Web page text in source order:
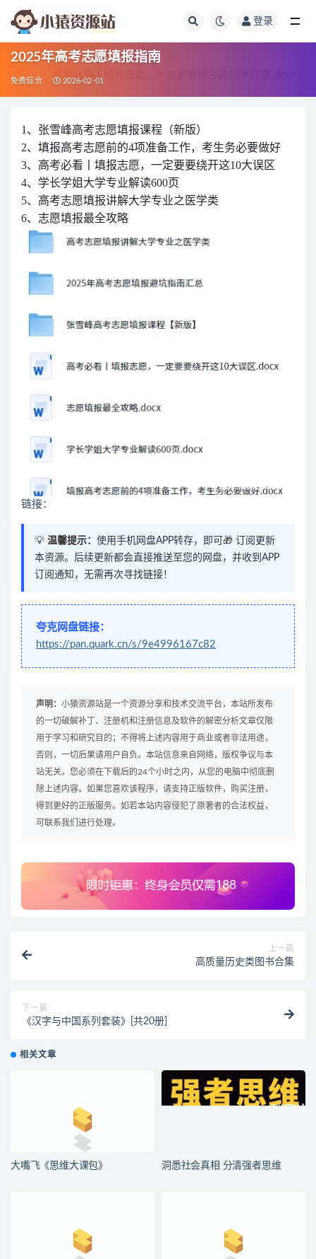
登录
2025年高考志愿填报指南
免费综合 2026-02-01
1、张雪峰高考志愿填报课程（新版）
2、填报高考志愿前的4项准备工作，考生务必要做好
3、高考必看丨填报志愿，一定要要绕开这10大误区
4、学长学姐大学专业解读600页
5、高考志愿填报讲解大学专业之医学类
6、志愿填报最全攻略
链接：
💡 温馨提示： 使用手机网盘APP转存，即可🎁 订阅更新
本资源。后续更新都会直接推送至您的网盘，并收到APP
订阅通知，无需再次寻找链接！
夸克网盘链接：
https://pan.quark.cn/s/9e4996167c82
声明： 小猿资源站是一个资源分享和技术交流平台，本站所发布
的一切破解补丁、注册机和注册信息及软件的解密分析文章仅限
用于学习和研究目的；不得将上述内容用于商业或者非法用途，
否则，一切后果请用户自负。本站信息来自网络，版权争议与本
站无关。您必须在下载后的24个小时之内，从您的电脑中彻底删
除上述内容。如果您喜欢该程序，请支持正版软件，购买注册，
得到更好的正版服务。如若本站内容侵犯了原著者的合法权益，
可联系我们进行处理。
上一篇
高质量历史类图书合集
下一篇
《汉字与中国系列套装》[共20册]
相关文章
大嘴飞《思维大课包》 洞悉社会真相 分清强者思维